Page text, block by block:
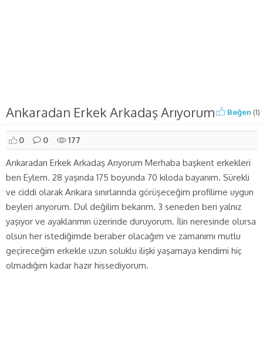
Ankaradan Erkek Arkadaş Arıyorum Beğen (1)
0 0 177
Ankaradan Erkek Arkadaş Arıyorum Merhaba başkent erkekleri
ben Eylem. 28 yaşında 175 boyunda 70 kiloda bayanım. Sürekli
ve ciddi olarak Ankara sınırlarında görüşeceğim profilime uygun
beyleri arıyorum. Dul değilim bekarım. 3 seneden beri yalnız
yaşıyor ve ayaklarımın üzerinde duruyorum. İlin neresinde olursa
olsun her istediğimde beraber olacağım ve zamanımı mutlu
geçireceğim erkekle uzun soluklu ilişki yaşamaya kendimi hiç
olmadığım kadar hazır hissediyorum.